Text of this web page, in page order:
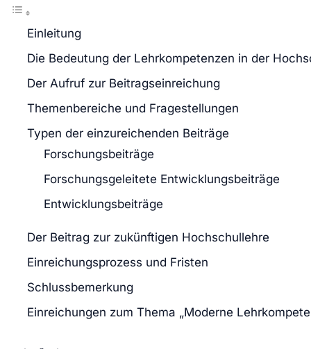
Einleitung
Die Bedeutung der Lehrkompetenzen in der
Der Aufruf zur Beitragseinreichung
Themenbereiche und Fragestellungen
Typen der einzureichenden Beiträge
Forschungsbeiträge
Forschungsgeleitete Entwicklungsbeiträge
Entwicklungsbeiträge
Der Beitrag zur zukünftigen Hochschullehre
Einreichungsprozess und Fristen
Schlussbemerkung
Einreichungen zum Thema „Moderne